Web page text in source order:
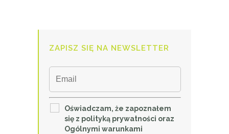
ZAPISZ SIĘ NA NEWSLETTER
Oświadczam, że zapoznałem
się z polityką prywatności oraz
Ogólnymi warunkami